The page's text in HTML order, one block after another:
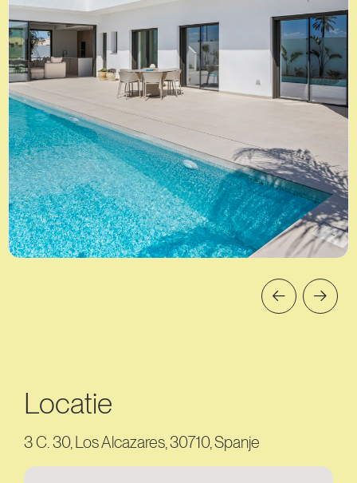
Locatie
3 C. 30, Los Alcazares, 30710, Spanje